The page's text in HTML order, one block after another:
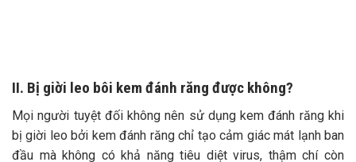
II. Bị giời leo bôi kem đánh răng được không?
Mọi người tuyệt đối không nên sử dụng kem đánh răng khi
bị giời leo bởi kem đánh răng chỉ tạo cảm giác mát lạnh ban
đầu mà không có khả năng tiêu diệt virus, thậm chí còn